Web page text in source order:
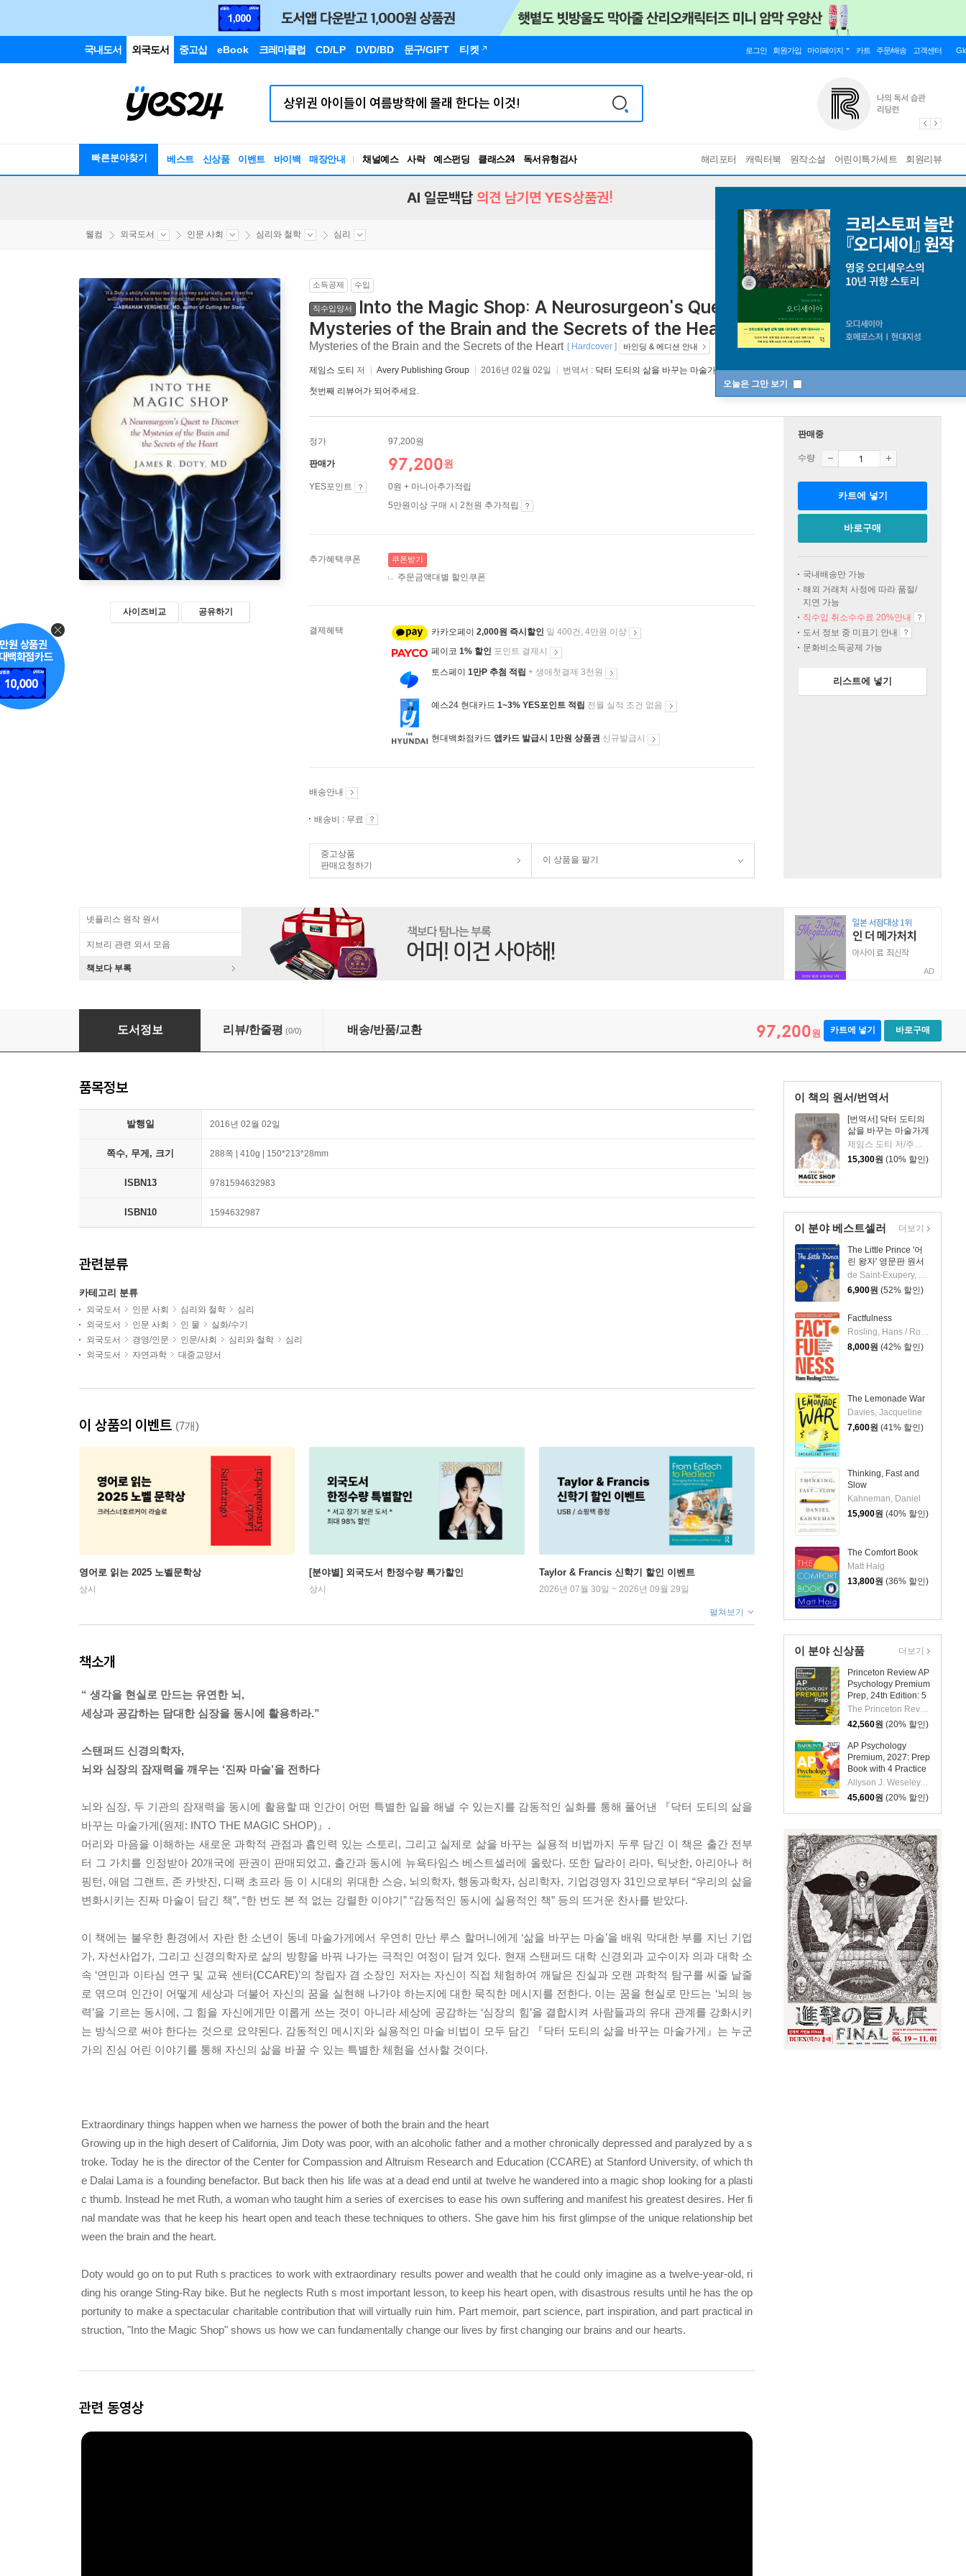
국내도서 외국도서 중고샵 eBook 크레마클럽 CD/LP DVD/BD 문구/GIFT 티켓 로그인 회원가입 마이페이지 카트 주문/배송 고객센터
빠른분야찾기 베스트 신상품 이벤트 바이백 매장안내 채널예스 사락 예스펀딩 클래스24
독서유형검사
RBTI Lab
해리포터 캐릭터북 원작소설 어린이특가세트 회원리뷰
오늘은 그만 보기
AI 일문백답 의견 남기면 YES상품권!
웰컴 외국도서 인문 사회 심리와 철학 심리
사이즈비교 공유하기
소득공제 수입
직수입양서
Into the Magic Shop: A Neurosurgeon's Quest to Discover the
Mysteries of the Brain and the Secrets of the Heart
A Neurosurgeon's Quest to Discover the
Mysteries of the Brain and the Secrets of the Heart [ Hardcover ] 바인딩 & 에디션 안내
제임스 도티 저 Avery Publishing Group 2016년 02월 02일 번역서 : 닥터 도티의 삶을 바꾸는 마술가게
첫번째 리뷰어가 되어주세요.
정가 97,200원
판매가 97,200원
YES포인트
0원 + 마니아추가적립
5만원이상 구매 시 2천원 추가적립
추가혜택쿠폰 쿠폰받기
주문금액대별 할인쿠폰
결제혜택 카카오페이 2,000원 즉시할인 일 400건, 4만원 이상
페이코 1% 할인 포인트 결제시
토스페이 1만P 추첨 적립 + 생애첫결제 3천원
예스24 현대카드 1~3% YES포인트 적립 전월 실적 조건 없음
현대백화점카드 앱카드 발급시 1만원 상품권 신규발급시
배송안내
배송비 : 무료
중고상품
판매요청하기
이 상품을 팔기
판매중
수량
카트에 넣기
바로구매
국내배송만 가능
해외 거래처 사정에 따라 품절/
지연 가능
직수입 취소수수료 20%안내
도서 정보 중 미표기 안내
문화비소득공제 가능
리스트에 넣기
넷플리스 원작 원서
지브리 관련 외서 모음
책보다 부록 AD
Into the Magic Shop: A Neurosurgeon's Quest to Discover the Mysteries of the Brain and the Secrets of the Heart
도서정보 리뷰/한줄평 (0/0) 배송/반품/교환 97,200원 카트에 넣기 바로구매
이 책의 원서/번역서
[번역서] 닥터 도티의
삶을 바꾸는 마술가게
제임스 도티 저/주민아 역
15,300원 (10% 할인)
이 분야 베스트셀러
The Little Prince '어
린 왕자' 영문판 원서
6,900원 (52% 할인)
Factfulness
8,000원 (42% 할인)
The Lemonade War
Davies, Jacqueline
7,600원 (41% 할인)
Thinking, Fast and
Slow
Kahneman, Daniel
15,900원 (40% 할인)
The Comfort Book
Matt Haig
13,800원 (36% 할인)
더보기
이 분야 신상품
Princeton Review AP
Psychology Premium
Prep, 24th Edition: 5
Practice Tests +
Digital Practice
Online + Content
Review
The Princeton Review
42,560원 (20% 할인)
AP Psychology
Premium, 2027: Prep
Book with 4 Practice
Tests +
Comprehensive
Review + Online
Practice
Allyson J. Weseley, Robert McEntarffer
45,600원 (20% 할인)
더보기
품목정보
발행일 2016년 02월 02일
쪽수, 무게, 크기 288쪽 | 410g | 150*213*28mm
ISBN13 9781594632983
ISBN10 1594632987
관련분류
카테고리 분류
외국도서 인문 사회 심리와 철학
심리
외국도서
인문 사회 인 물
실화/수기
외국도서
경영/인문 인문/사회 심리와 철학
심리
외국도서
자연과학 대중교양서
이 상품의 이벤트 (7개)
영어로 읽는 2025 노벨문학상
상시
[분야별] 외국도서 한정수량 특가할인
상시
Taylor & Francis 신학기 할인 이벤트
2026년 07월 30일 ~ 2026년 09월 29일
펼쳐보기
책소개
“ 생각을 현실로 만드는 유연한 뇌,
세상과 공감하는 담대한 심장을 동시에 활용하라.”
스탠퍼드 신경의학자,
뇌와 심장의 잠재력을 깨우는 ‘진짜 마술’을 전하다
뇌와 심장, 두 기관의 잠재력을 동시에 활용할 때 인간이 어떤 특별한 일을 해낼 수 있는지를 감동적인 실화를 통해 풀어낸 『닥터 도티의 삶을
바꾸는 마술가게(원제: INTO THE MAGIC SHOP)』.
머리와 마음을 이해하는 새로운 과학적 관점과 흡인력 있는 스토리, 그리고 실제로 삶을 바꾸는 실용적 비법까지 두루 담긴 이 책은 출간 전부
터 그 가치를 인정받아 20개국에 판권이 판매되었고, 출간과 동시에 뉴욕타임스 베스트셀러에 올랐다. 또한 달라이 라마, 틱낫한, 아리아나 허
핑턴, 애덤 그랜트, 존 카밧진, 디팩 초프라 등 이 시대의 위대한 스승, 뇌의학자, 행동과학자, 심리학자, 기업경영자 31인으로부터 “우리의 삶을
변화시키는 진짜 마술이 담긴 책”, “한 번도 본 적 없는 강렬한 이야기” “감동적인 동시에 실용적인 책” 등의 뜨거운 찬사를 받았다.
이 책에는 불우한 환경에서 자란 한 소년이 동네 마술가게에서 우연히 만난 루스 할머니에게 ‘삶을 바꾸는 마술’을 배워 막대한 부를 지닌 기업
가, 자선사업가, 그리고 신경의학자로 삶의 방향을 바꿔 나가는 극적인 여정이 담겨 있다. 현재 스탠퍼드 대학 신경외과 교수이자 의과 대학 소
속 ‘연민과 이타심 연구 및 교육 센터(CCARE)’의 창립자 겸 소장인 저자는 자신이 직접 체험하여 깨달은 진실과 오랜 과학적 탐구를 씨줄 날줄
로 엮으며 인간이 어떻게 세상과 더불어 자신의 꿈을 실현해 나가야 하는지에 대한 묵직한 메시지를 전한다. 이는 꿈을 현실로 만드는 ‘뇌의 능
력’을 기르는 동시에, 그 힘을 자신에게만 이롭게 쓰는 것이 아니라 세상에 공감하는 ‘심장의 힘’을 결합시켜 사람들과의 유대 관계를 강화시키
는 방식으로 써야 한다는 것으로 요약된다. 감동적인 메시지와 실용적인 마술 비법이 모두 담긴 『닥터 도티의 삶을 바꾸는 마술가게』는 누군
가의 진심 어린 이야기를 통해 자신의 삶을 바꿀 수 있는 특별한 체험을 선사할 것이다.
Extraordinary things happen when we harness the power of both the brain and the heart
Growing up in the high desert of California, Jim Doty was poor, with an alcoholic father and a mother chronically depressed and paralyzed by a s
troke. Today he is the director of the Center for Compassion and Altruism Research and Education (CCARE) at Stanford University, of which th
e Dalai Lama is a founding benefactor. But back then his life was at a dead end until at twelve he wandered into a magic shop looking for a plasti
c thumb. Instead he met Ruth, a woman who taught him a series of exercises to ease his own suffering and manifest his greatest desires. Her fi
nal mandate was that he keep his heart open and teach these techniques to others. She gave him his first glimpse of the unique relationship bet
ween the brain and the heart.
Doty would go on to put Ruth s practices to work with extraordinary results power and wealth that he could only imagine as a twelve-year-old, ri
ding his orange Sting-Ray bike. But he neglects Ruth s most important lesson, to keep his heart open, with disastrous results until he has the op
portunity to make a spectacular charitable contribution that will virtually ruin him. Part memoir, part science, part inspiration, and part practical in
struction, "Into the Magic Shop" shows us how we can fundamentally change our lives by first changing our brains and our hearts.
관련 동영상